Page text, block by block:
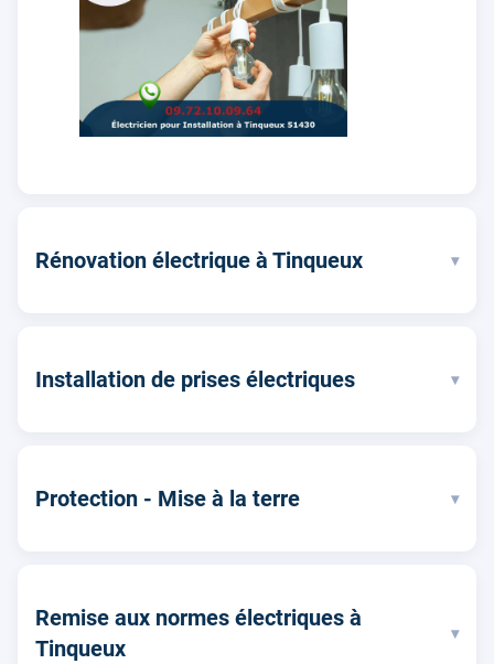
Rénovation électrique à Tinqueux ▾
Installation de prises électriques ▾
Protection - Mise à la terre ▾
Remise aux normes électriques à
Tinqueux
▾